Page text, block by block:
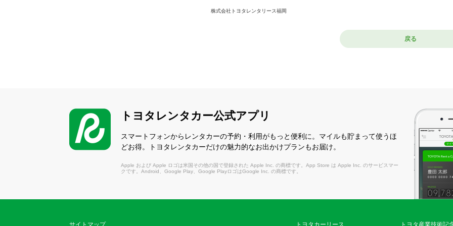
株式会社トヨタレンタリース福岡
戻る
トヨタレンタカー公式アプリ
スマートフォンからレンタカーの予約・利用がもっと便利に。マイルも貯まって使うほ
どお得。トヨタレンタカーだけの魅力的なお出かけプランもお届け。
Apple および Apple ロゴは米国その他の国で登録された Apple Inc. の商標です。App Store は Apple Inc. のサービスマー
クです。Android、Google Play、Google PlayロゴはGoogle Inc. の商標です。
サイトマップ トヨタカーリース トヨタ産業技術記